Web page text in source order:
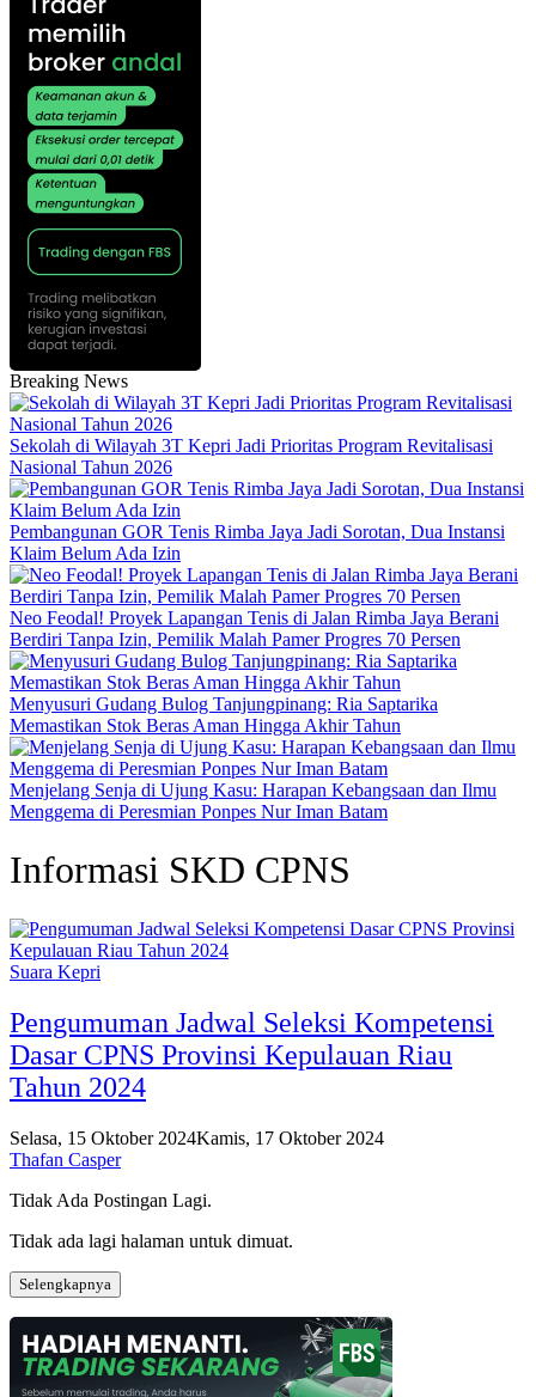
Breaking News
Sekolah di Wilayah 3T Kepri Jadi Prioritas Program Revitalisasi
Nasional Tahun 2026
Pembangunan GOR Tenis Rimba Jaya Jadi Sorotan, Dua Instansi
Klaim Belum Ada Izin
Neo Feodal! Proyek Lapangan Tenis di Jalan Rimba Jaya Berani
Berdiri Tanpa Izin, Pemilik Malah Pamer Progres 70 Persen
Menyusuri Gudang Bulog Tanjungpinang: Ria Saptarika
Memastikan Stok Beras Aman Hingga Akhir Tahun
Menjelang Senja di Ujung Kasu: Harapan Kebangsaan dan Ilmu
Menggema di Peresmian Ponpes Nur Iman Batam
Informasi SKD CPNS
Suara Kepri
Pengumuman Jadwal Seleksi Kompetensi
Dasar CPNS Provinsi Kepulauan Riau
Tahun 2024
Selasa, 15 Oktober 2024Kamis, 17 Oktober 2024
Thafan Casper
Tidak Ada Postingan Lagi.
Tidak ada lagi halaman untuk dimuat.
Selengkapnya